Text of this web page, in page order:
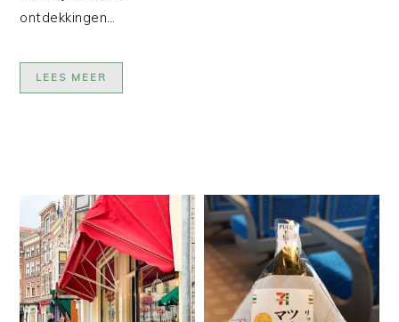
ontdekkingen…
LEES MEER